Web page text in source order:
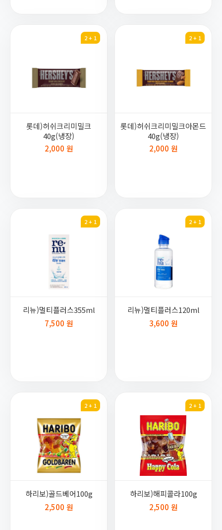
2 + 1
롯데)허쉬크리미밀크
40g(냉장)
2,000 원
2 + 1
롯데)허쉬크리미밀크아몬드
40g(냉장)
2,000 원
2 + 1
리뉴)멀티플러스355ml
7,500 원
2 + 1
리뉴)멀티플러스120ml
3,600 원
2 + 1
하리보)골드베어100g
2,500 원
2 + 1
하리보)해피콜라100g
2,500 원